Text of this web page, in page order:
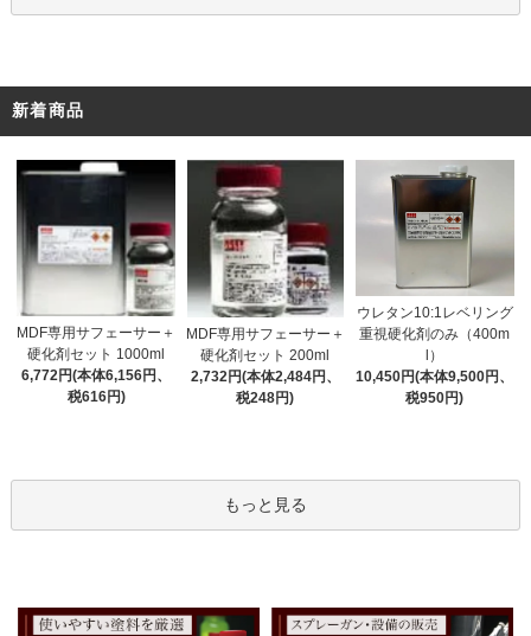
新着商品
MDF専用サフェーサー＋
硬化剤セット 1000ml
6,772円(本体6,156円、
税616円)
MDF専用サフェーサー＋
硬化剤セット 200ml
2,732円(本体2,484円、
税248円)
ウレタン10:1レベリング
重視硬化剤のみ（400m
l）
10,450円(本体9,500円、
税950円)
もっと見る